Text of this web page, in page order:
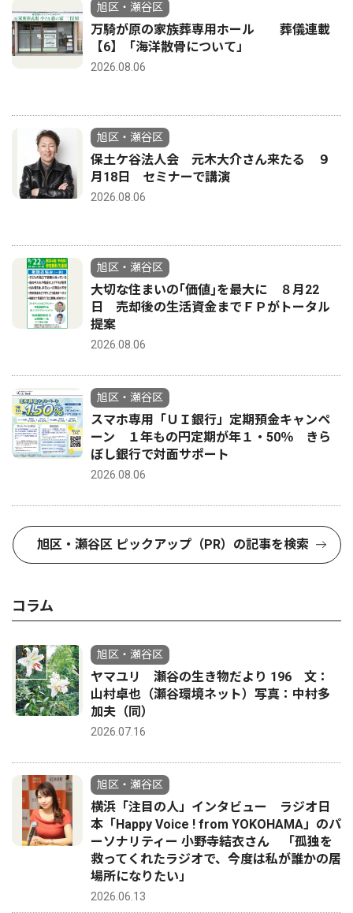
旭区・瀬谷区
万騎が原の家族葬専用ホール 葬儀連載
【6】「海洋散骨について」
2026.08.06
旭区・瀬谷区
保土ケ谷法人会 元木大介さん来たる ９
月18日 セミナーで講演
2026.08.06
旭区・瀬谷区
大切な住まいの｢価値｣を最大に ８月22
日 売却後の生活資金までＦＰがトータル
提案
2026.08.06
旭区・瀬谷区
スマホ専用「ＵＩ銀行」定期預金キャンペ
ーン １年もの円定期が年１・50％ きら
ぼし銀行で対面サポート
2026.08.06
旭区・瀬谷区 ピックアップ（PR）の記事を検索
コラム
旭区・瀬谷区
ヤマユリ 瀬谷の生き物だより 196 文：
山村卓也（瀬谷環境ネット）写真：中村多
加夫（同）
2026.07.16
旭区・瀬谷区
横浜「注目の人」インタビュー ラジオ日
本「Happy Voice ! from YOKOHAMA」のパ
ーソナリティー 小野寺結衣さん 「孤独を
救ってくれたラジオで、今度は私が誰かの居
場所になりたい」
2026.06.13